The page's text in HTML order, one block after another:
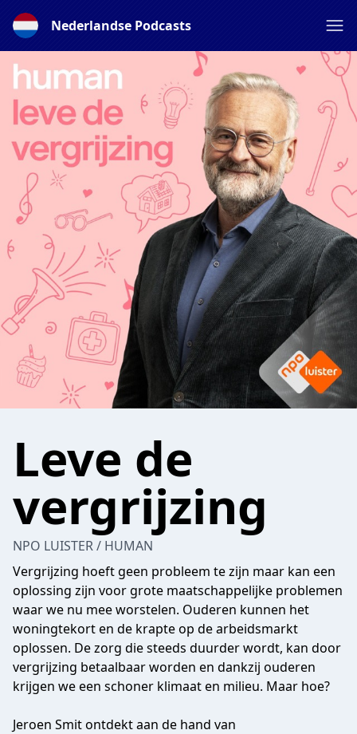
Nederlandse Podcasts
Leve de
vergrijzing
NPO LUISTER / HUMAN
Vergrijzing hoeft geen probleem te zijn maar kan een
oplossing zijn voor grote maatschappelijke problemen
waar we nu mee worstelen. Ouderen kunnen het
woningtekort en de krapte op de arbeidsmarkt
oplossen. De zorg die steeds duurder wordt, kan door
vergrijzing betaalbaar worden en dankzij ouderen
krijgen we een schoner klimaat en milieu. Maar hoe?
Jeroen Smit ontdekt aan de hand van